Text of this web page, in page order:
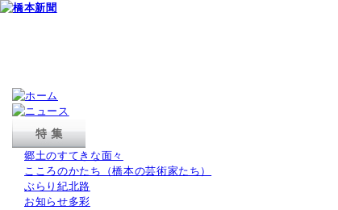
郷土のすてきな面々
こころのかたち（橋本の芸術家たち）
ぶらり紀北路
お知らせ多彩